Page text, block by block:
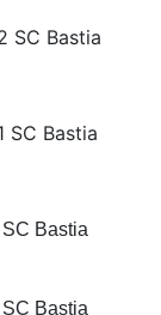
SC Bastia
SC Bastia
Bastia
Bastia